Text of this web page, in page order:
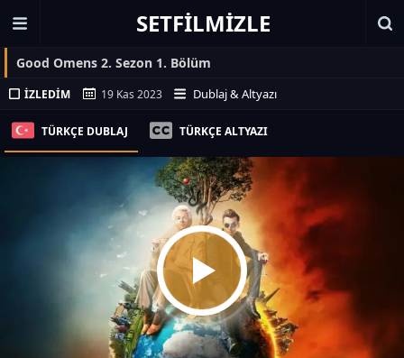
SETFILMIZLE
Good Omens 2. Sezon 1. Bölüm
İZLEDIM 19 Kas 2023 Dublaj & Altyazı
TÜRKÇE DUBLAJ TÜRKÇE ALTYAZI